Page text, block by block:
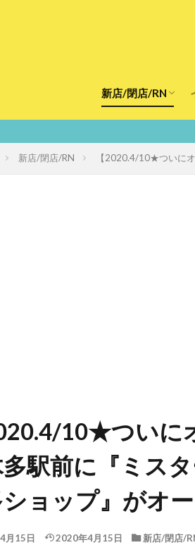
新店/閉店/RN
鮮度
新店/閉店/RN 【2020.4/10★ついに
10★ついに
駅前に『ミス
ョップ』がオ
月15日 2020年4月15日 新店/閉店/